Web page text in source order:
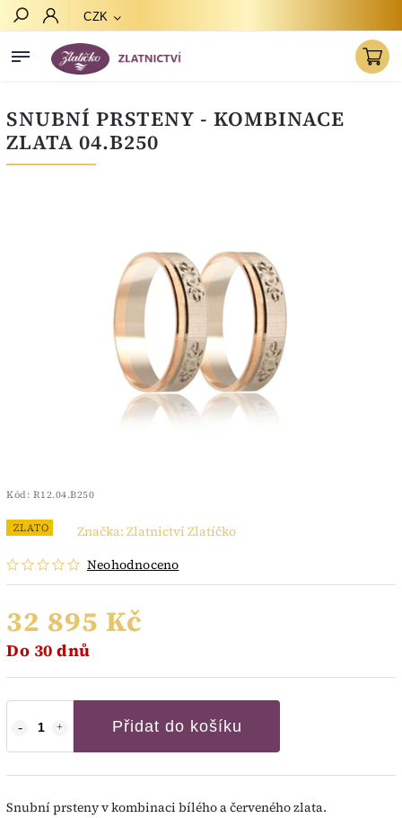
CZK
SNUBNÍ PRSTENY - KOMBINACE
ZLATA 04.B250
Kód: R12.04.B250
ZLATO
Neohodnoceno
Značka: Zlatnictví Zlatíčko
32 895 Kč
Do 30 dnů
Přidat do košíku
Snubní prsteny v kombinaci bílého a červeného zlata.